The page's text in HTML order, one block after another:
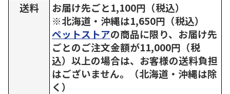
送料
お届け先ごと1,100円（税込）
※北海道・沖縄は1,650円（税込）
ペットストアの商品に限り、お届け先
ごとのご注文金額が11,000円（税
込）以上の場合は、お客様の送料負担
はございません。（北海道・沖縄は除
く）